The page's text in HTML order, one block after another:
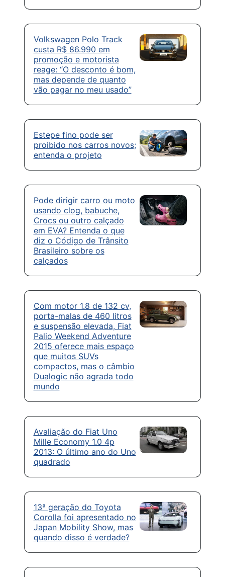
Volkswagen Polo Track
custa R$ 86.990 em
promoção e motorista
reage: “O desconto é bom,
mas depende de quanto
vão pagar no meu usado”
Estepe fino pode ser
proibido nos carros novos;
entenda o projeto
Pode dirigir carro ou moto
usando clog, babuche,
Crocs ou outro calçado
em EVA? Entenda o que
diz o Código de Trânsito
Brasileiro sobre os
calçados
Com motor 1.8 de 132 cv,
porta-malas de 460 litros
e suspensão elevada, Fiat
Palio Weekend Adventure
2015 oferece mais espaço
que muitos SUVs
compactos, mas o câmbio
Dualogic não agrada todo
mundo
Avaliação do Fiat Uno
Mille Economy 1.0 4p
2013: O último ano do Uno
quadrado
13ª geração do Toyota
Corolla foi apresentado no
Japan Mobility Show, mas
quando disso é verdade?